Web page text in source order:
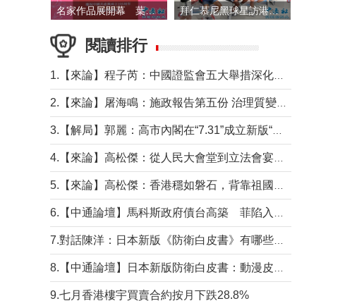
名家作品展開幕 葉劉淑儀出席並致辭 拜仁慕尼黑球星訪港 與球迷近距離互動
閱讀排行
9.七月香港樓宇買賣合約按月下跌28.8%